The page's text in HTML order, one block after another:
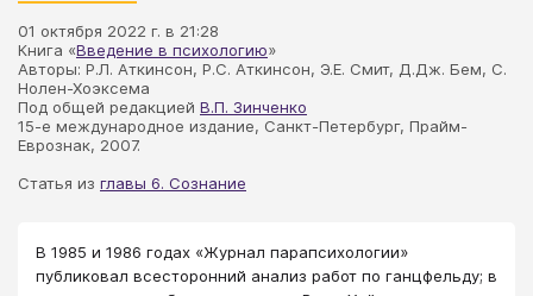
01 октября 2022 г. в 21:28
Книга «Введение в психологию»
Авторы: Р.Л. Аткинсон, Р.С. Аткинсон, Э.Е. Смит, Д.Дж. Бем, С.
Нолен-Хоэксема
Под общей редакцией В.П. Зинченко
15-е международное издание, Санкт-Петербург, Прайм-
Еврознак, 2007.
Статья из главы 6. Сознание
В 1985 и 1986 годах «Журнал парапсихологии»
публиковал всесторонний анализ работ по ганцфельду; в